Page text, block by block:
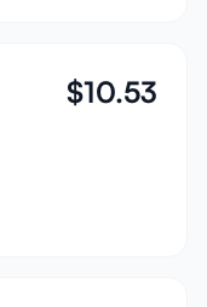
$10.53